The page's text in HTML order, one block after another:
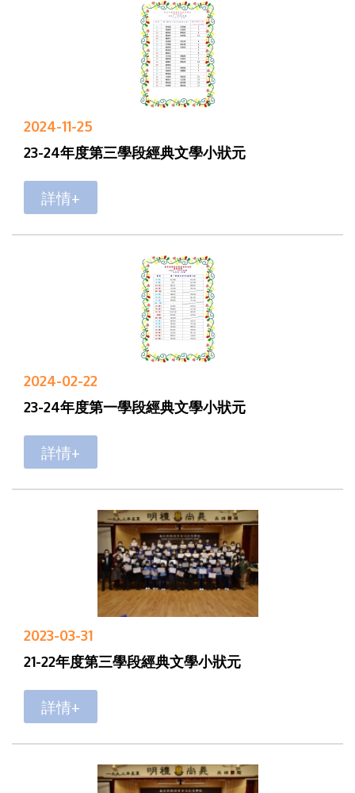
2024-11-25
23-24年度第三學段經典文學小狀元
詳情+
2024-02-22
23-24年度第一學段經典文學小狀元
詳情+
2023-03-31
21-22年度第三學段經典文學小狀元
詳情+